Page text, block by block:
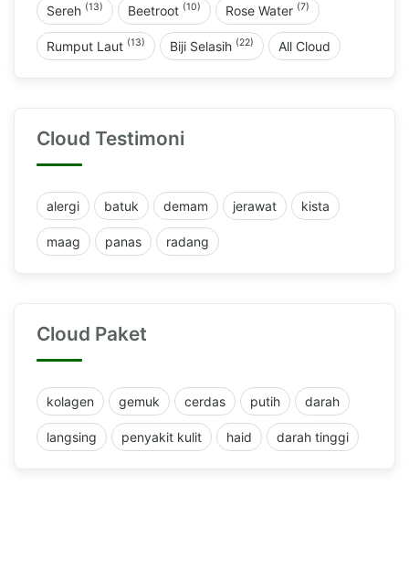
Sereh (13) Beetroot (10) Rose Water (7)
Rumput Laut (13) Biji Selasih (22) All Cloud
Cloud Testimoni
alergi batuk demam jerawat kista
maag panas radang
Cloud Paket
kolagen gemuk cerdas putih darah
langsing penyakit kulit haid darah tinggi